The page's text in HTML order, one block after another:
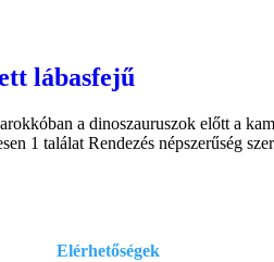
lábasfejű
a dinoszauruszok előtt a
1 találat Rendezés népszerűség
Elérhetőségek